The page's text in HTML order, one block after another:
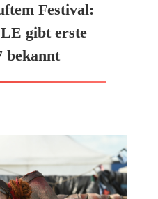
Festival:
gibt erste
bekannt